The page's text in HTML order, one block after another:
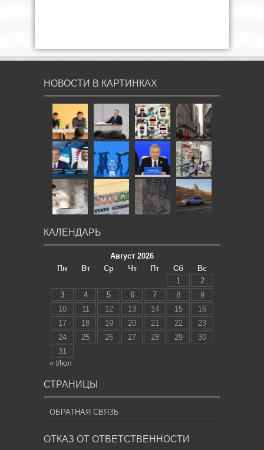
НОВОСТИ В КАРТИНКАХ
КАЛЕНДАРЬ
Август 2026
Пн
Вт Ср Чт Пт Сб
Вс
1
2
3
4 5 6 7 8
9
10
11 12 13 14 15
16
17
18 19 20 21 22
23
24
25 26 27 28 29
30
31
« Июл
СТРАНИЦЫ
ОБРАТНАЯ СВЯЗЬ
ОТКАЗ ОТ ОТВЕТСТВЕННОСТИ